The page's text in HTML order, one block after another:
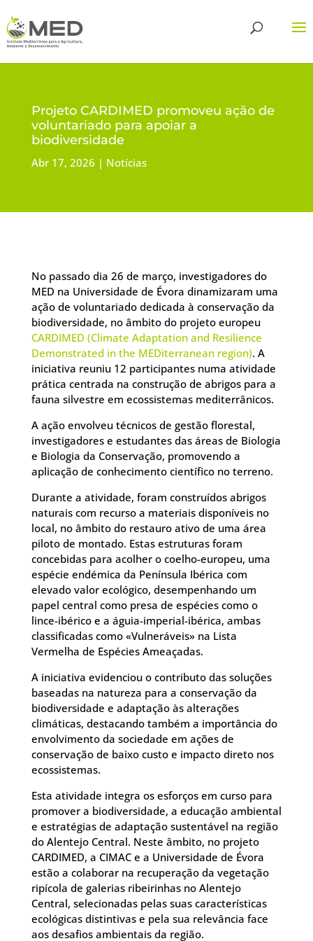
Projeto CARDIMED promoveu ação de
voluntariado para apoiar a
biodiversidade
Abr 17, 2026 Notícias
No passado dia 26 de março, investigadores do
MED na Universidade de Évora dinamizaram uma
ação de voluntariado dedicada à conservação da
biodiversidade, no âmbito do projeto europeu
CARDIMED (Climate Adaptation and Resilience
Demonstrated in the MEDiterranean region). A
iniciativa reuniu 12 participantes numa atividade
prática centrada na construção de abrigos para a
fauna silvestre em ecossistemas mediterrânicos.
A ação envolveu técnicos de gestão florestal,
investigadores e estudantes das áreas de Biologia
e Biologia da Conservação, promovendo a
aplicação de conhecimento científico no terreno.
Durante a atividade, foram construídos abrigos
naturais com recurso a materiais disponíveis no
local, no âmbito do restauro ativo de uma área
piloto de montado. Estas estruturas foram
concebidas para acolher o coelho-europeu, uma
espécie endémica da Península Ibérica com
elevado valor ecológico, desempenhando um
papel central como presa de espécies como o
lince-ibéricoe a águia-imperial-ibérica, ambas
classificadas como «Vulneráveis» na Lista
Vermelha de Espécies Ameaçadas.
A iniciativa evidenciou o contributo das soluções
baseadas na natureza para a conservação da
biodiversidade e adaptação às alterações
climáticas, destacando também a importância do
envolvimento da sociedade em ações de
conservação de baixo custo e impacto direto nos
ecossistemas.
Esta atividade integra os esforços em curso para
promover a biodiversidade, a educação ambiental
e estratégias de adaptação sustentável na região
do Alentejo Central. Neste âmbito, no projeto
CARDIMED, a CIMAC e a Universidade de Évora
estão a colaborar na recuperação da vegetação
ripícola de galerias ribeirinhas no Alentejo
Central, selecionadas pelas suas características
ecológicas distintivas e pela sua relevância face
aos desafios ambientais da região.